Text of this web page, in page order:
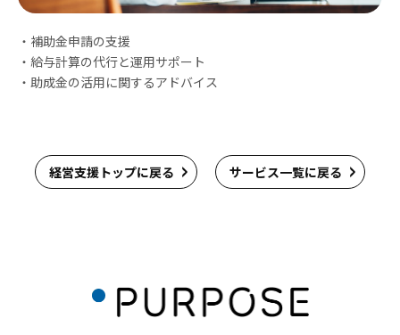
・補助金申請の支援
・給与計算の代行と運用サポート
・助成金の活用に関するアドバイス
経営支援トップに戻る サービス一覧に戻る